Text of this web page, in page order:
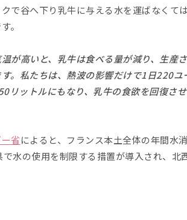
で谷へ下り乳牛に与える水を運ばなくて
。
温が高いと、乳牛は食べる量が減り、生
。私たちは、熱波の影響だけで1日220
リットルにもなり、乳牛の食欲を回復さ
省によると、フランス本土全体の年間水
水の使用を制限する措置が導入され、